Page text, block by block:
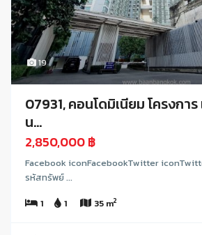
19
07931, คอนโดมิเนียม โครงกา
น...
2,850,000 ฿
Facebook iconFacebookTwitter
รหัสทรัพย์ ...
1
1 35 m2